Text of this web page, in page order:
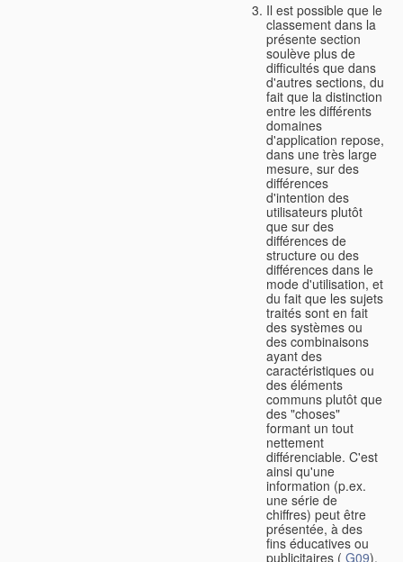
Il est possible que le
classement dans la
présente section
soulève plus de
difficultés que dans
d'autres sections, du
fait que la distinction
entre les différents
domaines
d'application repose,
dans une très large
mesure, sur des
différences
d'intention des
utilisateurs plutôt
que sur des
différences de
structure ou des
différences dans le
mode d'utilisation, et
du fait que les sujets
traités sont en fait
des systèmes ou
des combinaisons
ayant des
caractéristiques ou
des éléments
communs plutôt que
des "choses"
formant un tout
nettement
différenciable. C'est
ainsi qu'une
information (p.ex.
une série de
chiffres) peut être
présentée, à des
fins éducatives ou
publicitaires ( G09),